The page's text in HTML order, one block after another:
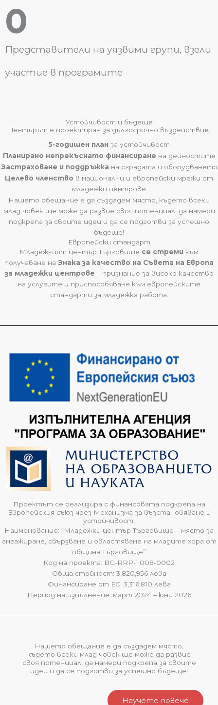
Представители на уязвими групи, взели
участие в програмите
0
Устойчивост и бъдеще
Центърът е проектиран за дългосрочно въздействие:
5-годишен план за устойчивост
Планирано непрекъснато финансиране на дейностите
Застраховане и поддръжка на сградата и оборудването
Целево членство в национални и европейски мрежи от
младежки центрове
Нашето обещание е да създадем място, където всеки
млад човек ще може да развие своя потенциал, да намери
подкрепа за своите идеи и да се подготви за успешно
бъдеще!
Европейски стандарт
Младежкият център Търговище се стреми към
получаване на Знака за качество на Съвета на Европа
за младежки центрове – признание за високо качество
на услугите и приспособяване към европейските
стандарти за младежка работа.
Проектът се реализира с финансовата подкрепа на
Европейския съюз чрез Механизма за възстановяване и
устойчивост.
Наименование: “Младежки център Търговище – място за
ангажиране, свързване и овластяване на младите хора от
община Търговище”
Код на проекта: BG-RRP-1.008-0002
Обща стойност: 3,820,956 лева
Финансиране от ЕС: 3,316,810 лева
Период на изпълнение: март 2024 – юни 2026
Нашето обещание е да създадем място,
където всеки млад човек ще може да развие
своя потенциал, да намери подкрепа за своите
идеи и да се подготви за успешно бъдеще!
Научете повече